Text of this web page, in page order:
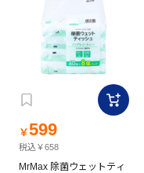
￥599
税込￥658
MrMax 除菌ウェットティ